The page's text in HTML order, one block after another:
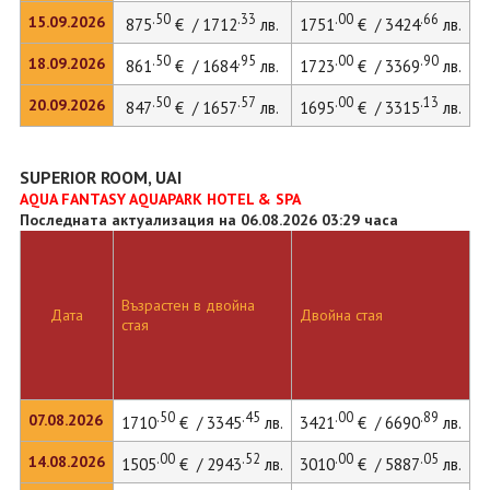
15.09.2026
18.09.2026
20.09.2026
875.50€ / 1712.33 лв. 1751.00€ / 3424.66 лв.
861.50€ / 1684.95 лв. 1723.00€ / 3369.90лв.
847.50€ / 1657.57 лв. 1695.00€ / 3315.13 лв.
SUPERIOR ROOM, UAI
AQUA FANTASY AQUAPARK HOTEL & SPA
Последната актуализация на 06.08.2026 03:29 часа
Дата
07.08.2026
14.08.2026
Възрастен в двойна
стая
Двойна стая
1710.50€ / 3345.45 лв. 3421.00€ / 6690.89 лв.
1505.00€ / 2943.52 лв. 3010.00€ / 5887.05 лв.